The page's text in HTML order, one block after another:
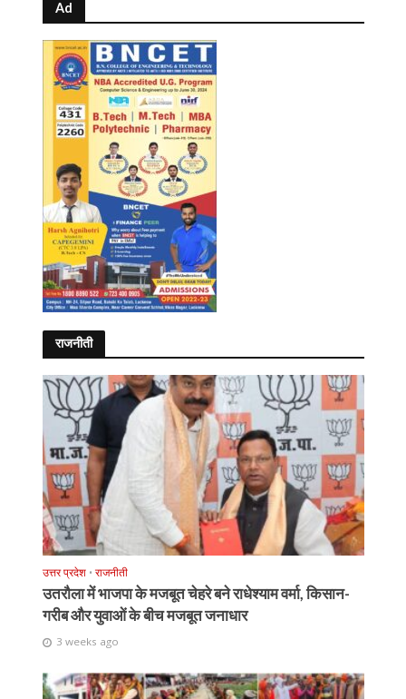
Ad
राजनीती
उत्तर प्रदेश • राजनीती
उतरौला में भाजपा के मजबूत चेहरे बने राधेश्याम वर्मा, किसान-
गरीब और युवाओं के बीच मजबूत जनाधार
3 weeks ago